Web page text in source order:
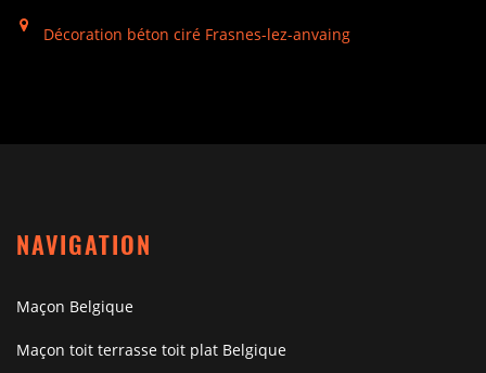
Décoration béton ciré Frasnes-lez-anvaing
NAVIGATION
Maçon Belgique
Maçon toit terrasse toit plat Belgique